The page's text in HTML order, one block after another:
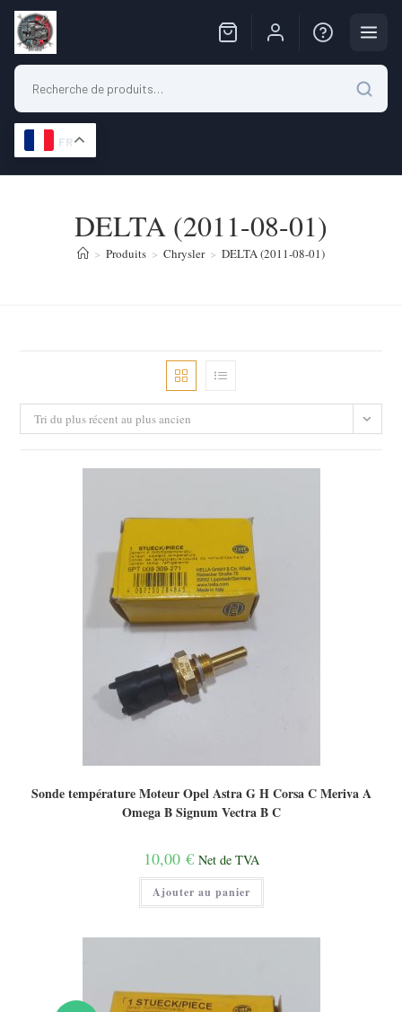
FR
DELTA (2011-08-01)
> Produits > Chrysler > DELTA (2011-08-01)
Tri du plus récent au plus ancien
Sonde température Moteur Opel Astra G H Corsa C Meriva A
Omega B Signum Vectra B C
10,00 € Net de TVA
Ajouter au panier